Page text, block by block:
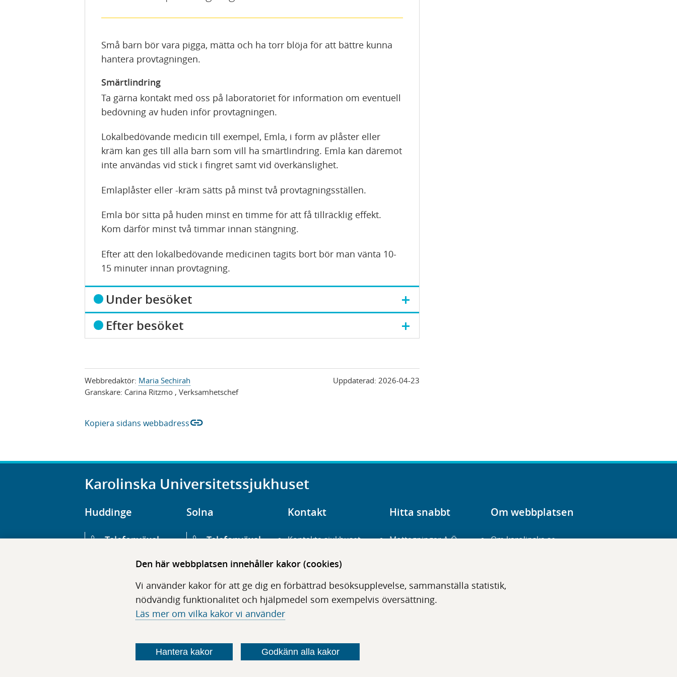
Den här webbplatsen innehåller kakor (cookies)
Vi använder kakor för att ge dig en förbättrad besöksupplevelse, sammanställa statistik,
nödvändig funktionalitet och hjälpmedel som exempelvis översättning.
Läs mer om vilka kakor vi använder
Hantera kakor Godkänn alla kakor
Små barn bör vara pigga, mätta och ha torr blöja för att bättre kunna
hantera provtagningen.
Smärtlindring
Ta gärna kontakt med oss på laboratoriet för information om eventuell
bedövning av huden inför provtagningen.
Lokalbedövande medicin till exempel, Emla, i form av plåster eller
kräm kan ges till alla barn som vill ha smärtlindring. Emla kan däremot
inte användas vid stick i fingret samt vid överkänslighet.
Emlaplåster eller -kräm sätts på minst två provtagningsställen.
Emla bör sitta på huden minst en timme för att få tillräcklig effekt.
Kom därför minst två timmar innan stängning.
Efter att den lokalbedövande medicinen tagits bort bör man vänta 10-
15 minuter innan provtagning.
V
i
s
a
Under besöket
V
i
a
Efter besöket
Webbredaktör: Maria Sechirah
Granskare: Carina Ritzmo , Verksamhetschef
Uppdaterad:2026-04-23
Kopiera sidans webbadresslink
Karolinska Universitetssjukhuset
Huddinge
Telefonväxel
Hälsovägen 13
Solna
Telefonväxel
Huvudentré
Eugeniavägen 3
Kontakt
Kontakta sjukhuset
Hitta hit
Press
Hitta snabbt
Mottagningar A-Ö
Digitala tjänster
Om webbplatsen
Om karolinska.se
Tillgänglighet
Följ oss i sociala medier